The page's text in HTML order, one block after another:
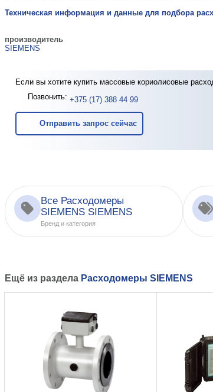
Техническая информация и данные для подбора
производитель
SIEMENS
Если вы хотите купить массовые кориолисовые
Позвонить: +375 (17) 388 44 99
Отправить запрос сейчас
Все Расходомеры
SIEMENS SIEMENS
Бренд и категория
Ещё из раздела Расходомеры SIEMENS